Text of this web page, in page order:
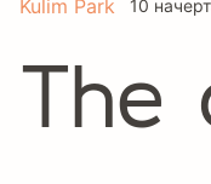
Kulim Park 10
The